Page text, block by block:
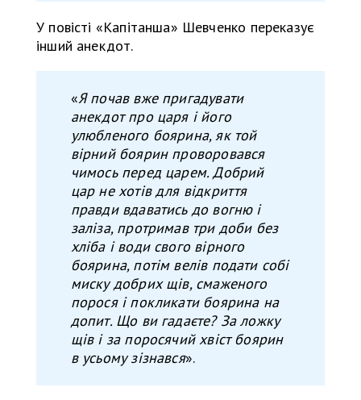
У повісті «Капітанша» Шевченко переказує
інший анекдот.
«Я почав вже пригадувати
анекдот про царя і його
улюбленого боярина, як той
вірний боярин проворовався
чимось перед царем. Добрий
цар не хотів для відкриття
правди вдаватись до вогню і
заліза, протримав три доби без
хліба і води свого вірного
боярина, потім велів подати собі
миску добрих щів, смаженого
порося і покликати боярина на
допит. Що ви гадаєте? За ложку
щів і за поросячий хвіст боярин
в усьому зізнався».